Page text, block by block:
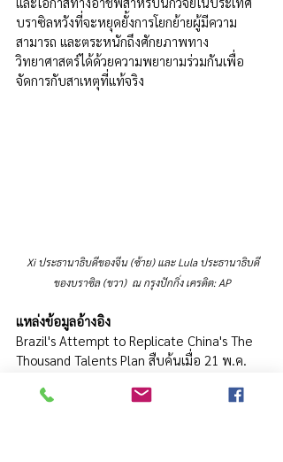
บราซิลหวังที่จะหยุดยั้งการโยกย้ายผู้มีความ
สามารถ และตระหนักถึงศักยภาพทาง
วิทยาศาสตร์ได้ด้วยความพยายามร่วมกันเพื่อ
จัดการกับสาเหตุที่แท้จริง
Xi ประธานาธิบดีของจีน (ซ้าย) และ Lula ประธานาธิบดี
ของบราซิล (ขวา)  ณ กรุงปักกิ่ง เครดิต: AP
แหล่งข้อมูลอ้างอิง
Brazil's Attempt to Replicate China's The
Thousand Talents Plan สืบค้นเมื่อ 21 พ.ค.
https://researcherdaily.com/p/brazils-